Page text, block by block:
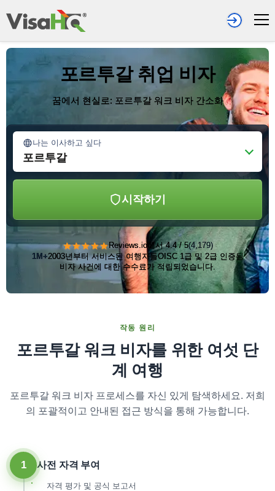
포르투갈 취업 비자
꿈에서 현실로: 포르투갈 워크 비자 간소화
나는 이사하고 싶다
포르투갈
시작하기
★★★★★Reviews.io에서 4.4 / 5(4,179)
1M+2003년부터 서비스된 여행자들OISC 1급 및 2급 인증됨
비자 사건에 대한 수수료가 적립되었습니다.
작동 원리
포르투갈 워크 비자를 위한 여섯 단
계 여행
포르투갈 워크 비자 프로세스를 자신 있게 탐색하세요. 저희
의 포괄적이고 안내된 접근 방식을 통해 가능합니다.
1 사전 자격 부여
자격 평가 및 공식 보고서